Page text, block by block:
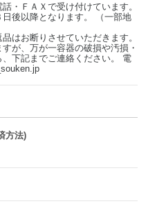
・ＦＡＸで受け付けています。
日後以降となります。 （一部地
はお断りさせていただきます。
が、万が一容器の破損や汚損・
下記までご連絡ください。 電
方法)